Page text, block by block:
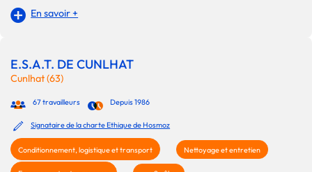
En savoir +
E.S.A.T. DE CUNLHAT
Cunlhat (63)
67 travailleurs Depuis 1986
Signataire de la charte Ethique de Hosmoz
Conditionnement, logistique et transport Nettoyage et entretien